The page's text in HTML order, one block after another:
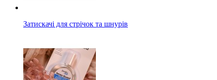
Затискачі для стрічок та шнурів